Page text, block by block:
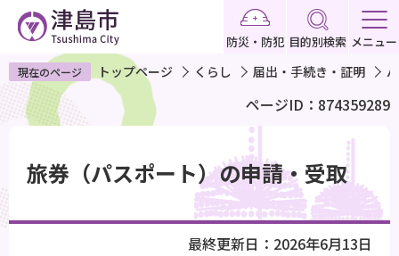
ペ
ー
ジ
で
す
防災・防犯 目的別検索 メニュー
現在のページ トップページ くらし 届出・手続き・証明
ページID：874359289
旅券（パスポート）の申請・受取
最終更新日：2026年6月13日